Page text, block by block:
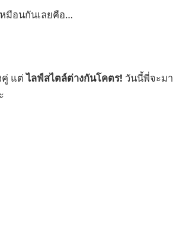
มือนกันเลยคือ…
คู่ แต่ไลฟ์สไตล์ต่างกันโคตร! วันนี้พี่จะมา